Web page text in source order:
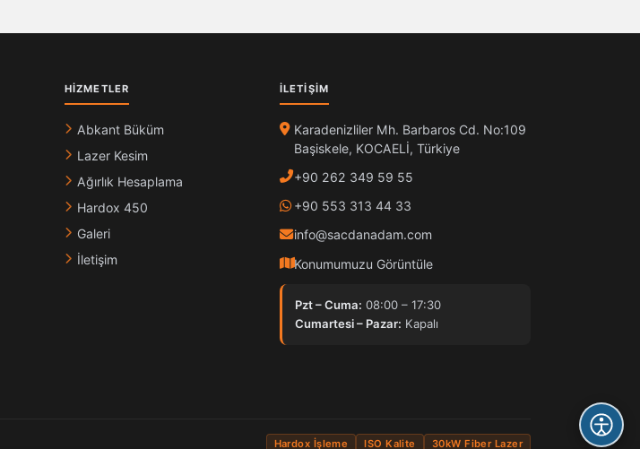
HIZMETLER
Abkant Büküm
Lazer Kesim
Ağırlık Hesaplama
Hardox 450
Galeri
İletişim
İLETIŞIM
Karadenizliler Mh. Barbaros Cd. No:109
Başiskele, KOCAELİ, Türkiye
+90 262 349 59 55
+90 553 313 44 33
info@sacdanadam.com
Konumumuzu Görüntüle
Pzt – Cuma: 08:00 – 17:30
Cumartesi – Pazar: Kapalı
Hardox İşleme ISO Kalite 30kW Fiber Lazer